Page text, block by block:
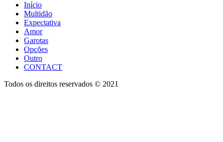
Início
Multidão
Expectativa
Amor
Garotas
Opções
Outro
CONTACT
Todos os direitos reservados © 2021